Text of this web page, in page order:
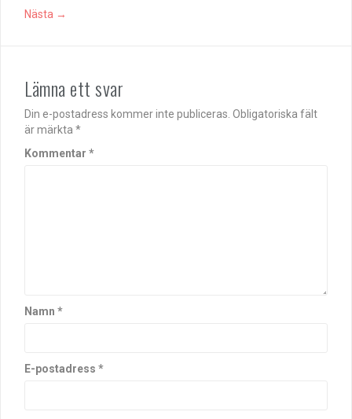
Nästa →
Lämna ett svar
Din e-postadress kommer inte publiceras. Obligatoriska fält
är märkta *
Kommentar *
Namn *
E-postadress *